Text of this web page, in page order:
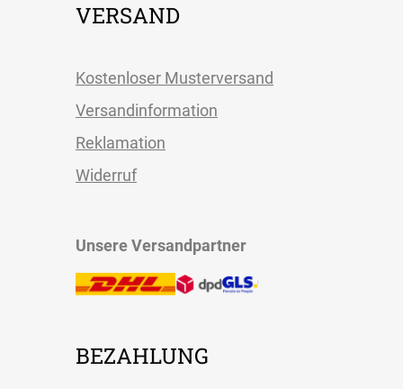
VERSAND
Kostenloser Musterversand
Versandinformation
Reklamation
Widerruf
Unsere Versandpartner
BEZAHLUNG